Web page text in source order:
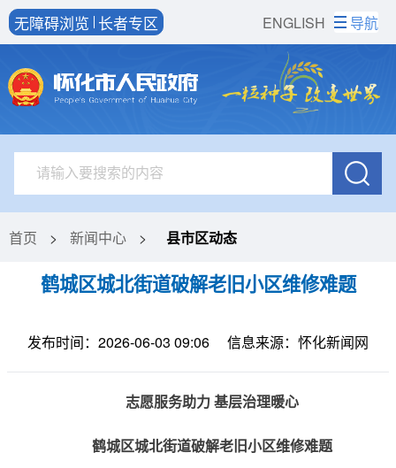
ENGLISH
无障碍浏览 长者专区 导航
首页 > 新闻中心 > 县市区动态
鹤城区城北街道破解老旧小区维修难题
发布时间：2026-06-03 09:06 信息来源：怀化新闻网
志愿服务助力 基层治理暖心
鹤城区城北街道破解老旧小区维修难题